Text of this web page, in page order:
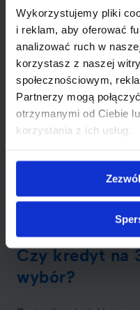
Wykorzystujemy pliki
i reklam, aby oferować
analizować ruch w
korzystasz z naszej
społecznościowym,
Partnerzy mogą
otrzymanymi od Ciebie
korzystania z ich usług.
Średni czas
Złóż
Czy kredyt na
wybór?